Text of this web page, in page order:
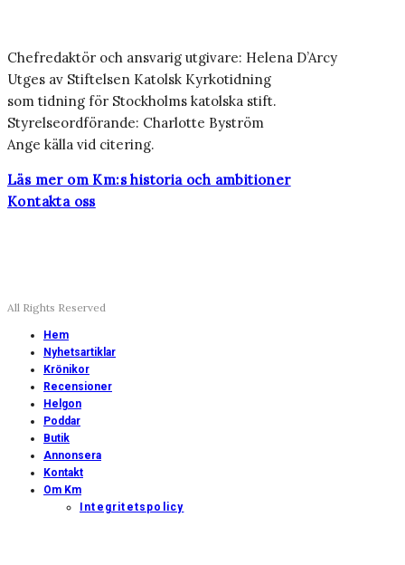
Chefredaktör och ansvarig utgivare: Helena D’Arcy
Utges av Stiftelsen Katolsk Kyrkotidning
som tidning för Stockholms katolska stift.
Styrelseordförande: Charlotte Byström
Ange källa vid citering.
Läs mer om Km:s historia och ambitioner
Kontakta oss
All Rights Reserved
Hem
Nyhetsartiklar
Krönikor
Recensioner
Helgon
Poddar
Butik
Annonsera
Kontakt
Om Km
Integritetspolicy